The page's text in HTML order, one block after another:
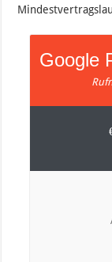
Google